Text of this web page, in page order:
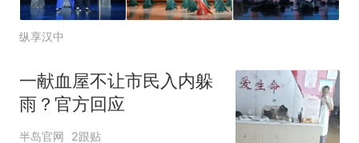
纵享汉中
一献血屋不让市民入内躲
雨？官方回应
半岛官网 2跟贴